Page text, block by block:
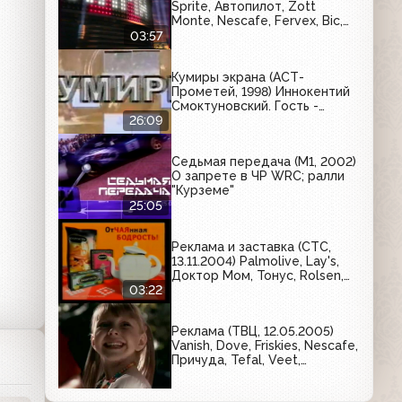
03:57
Sprite, Автопилот, Zott
Monte, Nescafe, Fervex, Bic,
26:09
Кумиры экрана (АСТ-
Прометей, 1998) Иннокентий
Смоктуновский. Гость -
25:05
Седьмая передача (М1, 2002)
О запрете в ЧР WRC; ралли
"Курземе"
03:22
Реклама и заставка (СТС,
13.11.2004) Palmolive, Lay's,
Доктор Мом, Тонус, Rolsen,
Реклама (ТВЦ, 12.05.2005)
Vanish, Dove, Friskies, Nescafe,
Причуда, Tefal, Veet,